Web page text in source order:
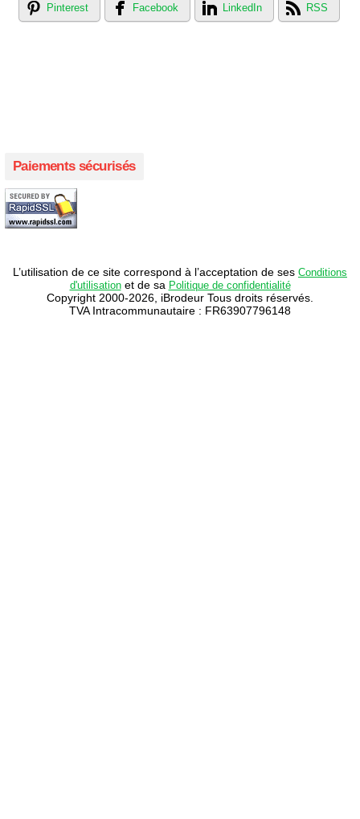
Pinterest Facebook LinkedIn RSS
Paiements sécurisés
L’utilisation de ce site correspond à l’acceptation de ses Conditions
d'utilisationet de sa Politique de confidentialité
Copyright 2000-2026, iBrodeur Tous droits réservés.
TVA Intracommunautaire : FR63907796148